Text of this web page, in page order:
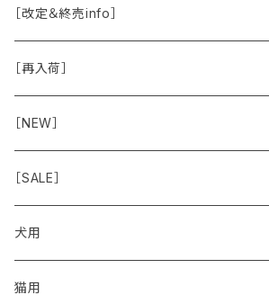
除菌
おくち
おめめ
ブラシと雑貨
Natural Marche
ちょこっとシリーズ
◾️躾トレーニングに
◾️長く楽しむ用
◾️特別なご褒美/嗜好性高
おめめ
おなか
臓-肝腎心膵
免疫力・健康維持
こころ・脳
ウェット・お惣菜
ドライ
ノーズワーク・玩具
お散歩用品
オーナー雑貨
［改定＆終売info］
［再入荷］
［NEW］
［SALE］
犬用
フードおやつ
猫用